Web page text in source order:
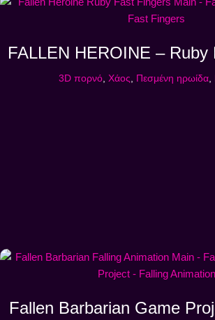
FALLEN HEROINE – Ruby
3D πορνό Χάος Πεσμένη ηρωίδα
Fallen Barbarian Game